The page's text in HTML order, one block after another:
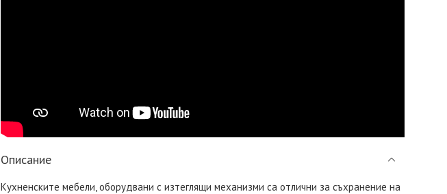
Описание
Кухненските мебели, оборудвани с изтеглящи механизми са отлични за съхранение на